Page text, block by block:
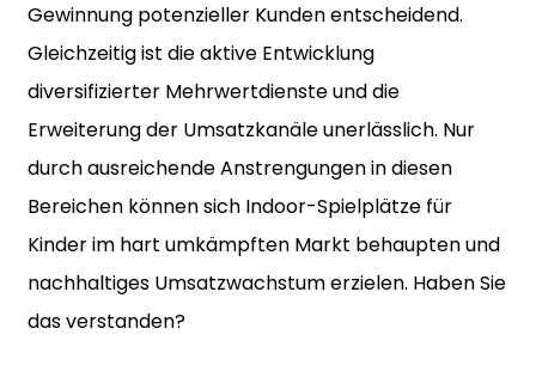
Gewinnung potenzieller Kunden entscheidend.
Gleichzeitig ist die aktive Entwicklung
diversifizierter Mehrwertdienste und die
Erweiterung der Umsatzkanäle unerlässlich. Nur
durch ausreichende Anstrengungen in diesen
Bereichen können sich Indoor-Spielplätze für
Kinder im hart umkämpften Markt behaupten und
nachhaltiges Umsatzwachstum erzielen. Haben Sie
das verstanden?